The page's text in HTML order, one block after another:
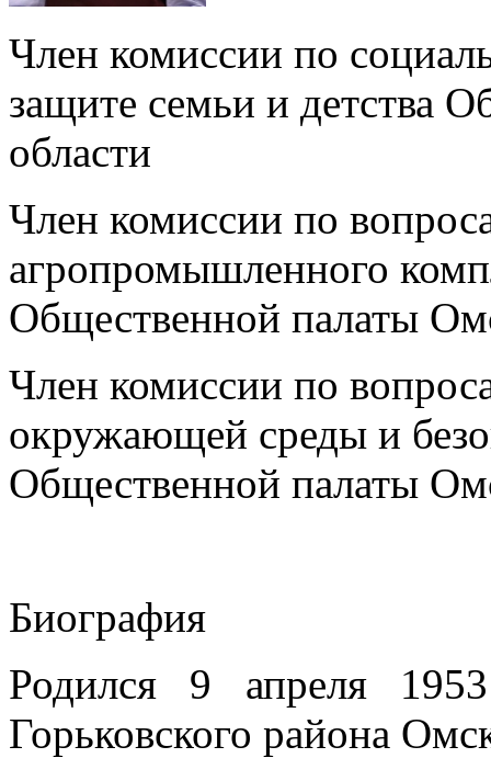
Член комиссии по
защите семьи и детства
области
Член комиссии по
агропромышленного
Общественной палаты
Член комиссии по
окружающей среды и
Общественной палаты
Биография
Родился 9 апреля
Горьковского района